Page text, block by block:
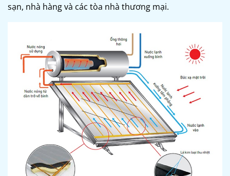
sạn, nhà hàng và các tòa nhà thương mại.